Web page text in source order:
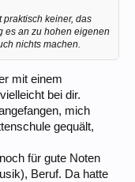
keiner, das
es an zu hohen eigenen
nichts machen.
mit einem
bei dir.
mich
gequält,
für gute Noten
Beruf. Da hatte